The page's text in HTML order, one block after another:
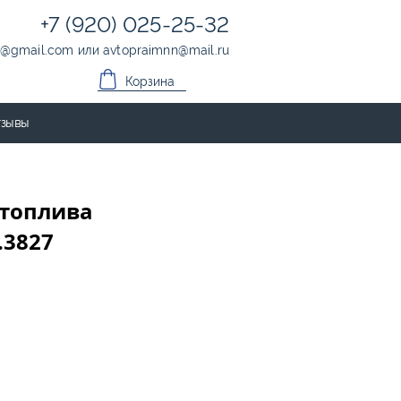
+7 (920) 025-25-32
@gmail.com илиavtopraimnn@mail.ru
Корзина